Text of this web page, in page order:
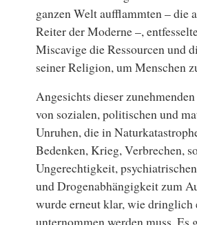
ganzen Welt aufflammten – die
Reiter der Moderne –,
Miscavige die Ressourcen und
seiner Religion, um Menschen
Angesichts dieser
von sozialen, politischen und
Unruhen, die in
Bedenken, Krieg, Verbrechen,
Ungerechtigkeit,
und Drogenabhängigkeit zum
wurde erneut klar, wie dringlich